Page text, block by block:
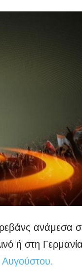
ανάμεσα
ή στη
Αυγούστου.